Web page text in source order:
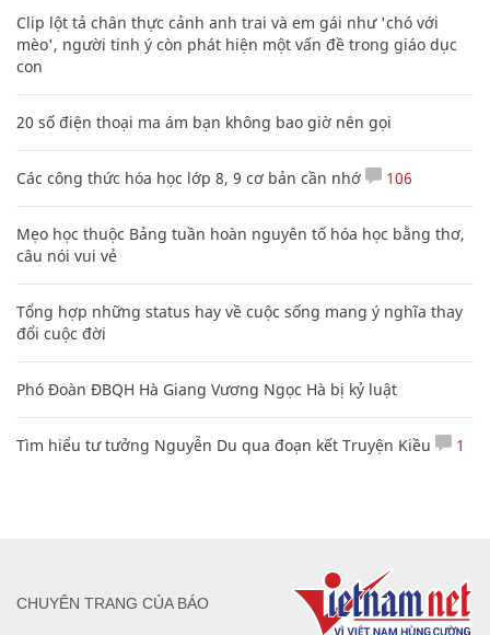
Clip lột tả chân thực cảnh anh trai và em gái như 'chó với
mèo', người tinh ý còn phát hiện một vấn đề trong giáo dục
con
20 số điện thoại ma ám bạn không bao giờ nên gọi
Các công thức hóa học lớp 8, 9 cơ bản cần nhớ 106
Mẹo học thuộc Bảng tuần hoàn nguyên tố hóa học bằng thơ,
câu nói vui vẻ
Tổng hợp những status hay về cuộc sống mang ý nghĩa thay
đổi cuộc đời
Phó Đoàn ĐBQH Hà Giang Vương Ngọc Hà bị kỷ luật
Tìm hiểu tư tưởng Nguyễn Du qua đoạn kết Truyện Kiều 1
CHUYÊN TRANG CỦA BÁO